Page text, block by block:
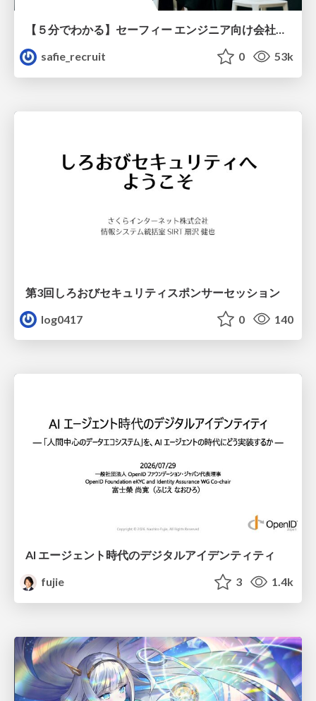
【５分でわかる】セーフィー エンジニア向け会社紹介
safie_recruit
0 53k
第3回しろおびセキュリティスポンサーセッション
log0417
0 140
AI エージェント時代のデジタルアイデンティティ
fujie
3 1.4k